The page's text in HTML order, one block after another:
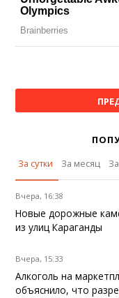
За сутки
За месяц
Вчера, 16:38
Новые дорожные
из улиц Караганды
Вчера, 15:33
Алкоголь на
объяснило, что